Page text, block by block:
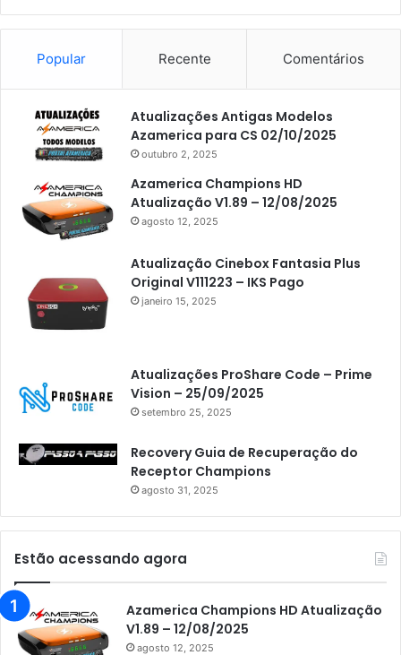
Popular Recente Comentários
Atualizações Antigas Modelos
Azamerica para CS 02/10/2025
outubro 2, 2025
Azamerica Champions HD
Atualização V1.89 – 12/08/2025
agosto 12, 2025
Atualização Cinebox Fantasia Plus
Original V111223 – IKS Pago
janeiro 15, 2025
Atualizações ProShare Code – Prime
Vision – 25/09/2025
setembro 25, 2025
Recovery Guia de Recuperação do
Receptor Champions
agosto 31, 2025
Estão acessando agora
Azamerica Champions HD Atualização
V1.89 – 12/08/2025
agosto 12, 2025